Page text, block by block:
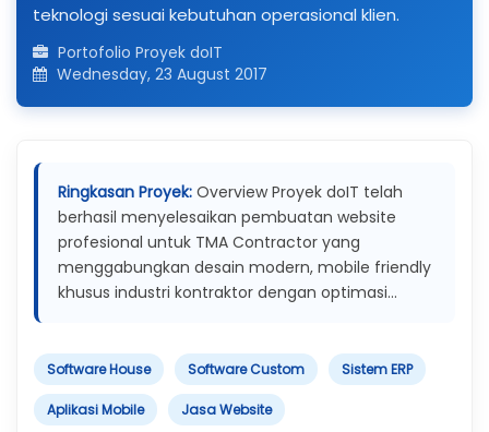
teknologi sesuai kebutuhan operasional klien.
Portofolio Proyek doIT
Wednesday, 23 August 2017
Ringkasan Proyek: Overview Proyek doIT telah
berhasil menyelesaikan pembuatan website
profesional untuk TMA Contractor yang
menggabungkan desain modern, mobile friendly
khusus industri kontraktor dengan optimasi...
Software House Software Custom Sistem ERP
Aplikasi Mobile Jasa Website